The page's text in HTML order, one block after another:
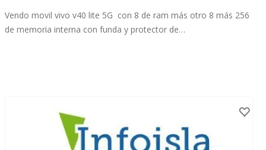
Vendo movil vivo v40 lite 5G con 8 de ram más otro 8 más 256
de memoria interna con funda y protector de…